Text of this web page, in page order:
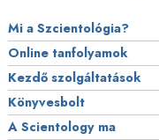
Mi a Szcientológia?
Online tanfolyamok
Kezdő szolgáltatások
Könyvesbolt
A Scientology ma